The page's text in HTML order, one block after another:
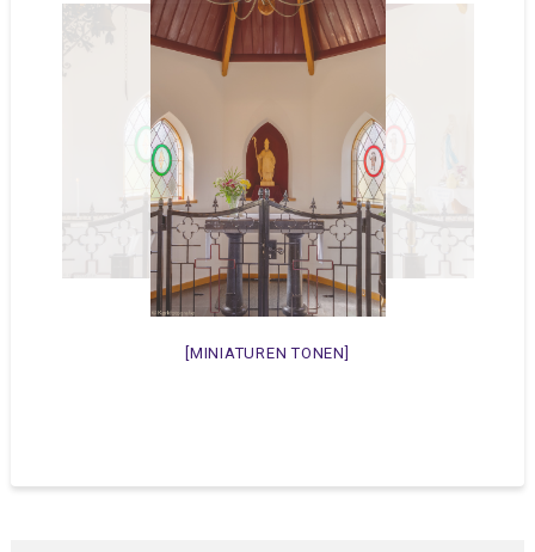
[MINIATUREN TONEN]